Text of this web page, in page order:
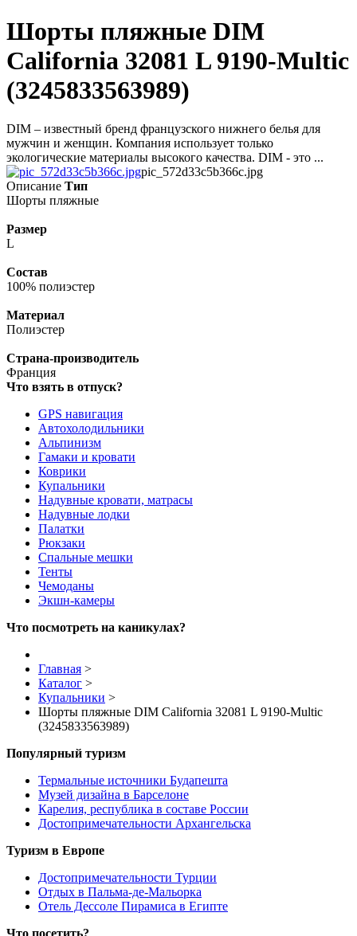
Шорты пляжные DIM
California 32081 L 9190-Multic
(3245833563989)
DIM – известный бренд французского нижнего белья для
мужчин и женщин. Компания использует только
экологические материалы высокого качества. DIM - это ...
pic_572d33c5b366c.jpg
Описание Тип
Шорты пляжные
Размер
L
Состав
100% полиэстер
Материал
Полиэстер
Страна-производитель
Франция
Что взять в отпуск?
GPS навигация
Автохолодильники
Альпинизм
Гамаки и кровати
Коврики
Купальники
Надувные кровати, матрасы
Надувные лодки
Палатки
Рюкзаки
Спальные мешки
Тенты
Чемоданы
Экшн-камеры
Что посмотреть на каникулах?
Главная >
Каталог >
Купальники >
Шорты пляжные DIM California 32081 L 9190-Multic
(3245833563989)
Популярный туризм
Термальные источники Будапешта
Музей дизайна в Барселоне
Карелия, республика в составе России
Достопримечательности Архангельска
Туризм в Европе
Достопримечательности Турции
Отдых в Пальма-де-Мальорка
Отель Дессоле Пирамиса в Египте